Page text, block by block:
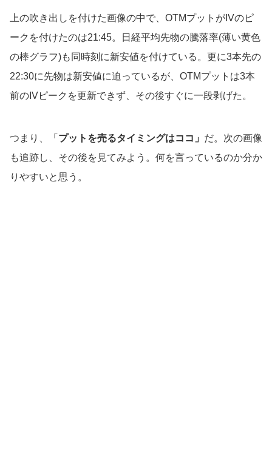
上の吹き出しを付けた画像の中で、OTMプットがIVのピ
ークを付けたのは21:45。日経平均先物の騰落率(薄い黄色
の棒グラフ)も同時刻に新安値を付けている。更に3本先の
22:30に先物は新安値に迫っているが、OTMプットは3本
前のIVピークを更新できず、その後すぐに一段剥げた。
つまり、「 プットを売るタイミングはココ」 だ。次の画像
も追跡し、その後を見てみよう。何を言っているのか分か
りやすいと思う。